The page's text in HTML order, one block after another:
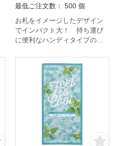
最低ご注文数： 500 個
お札をイメージしたデザイン
でインパクト大！ 持ち運び
に便利なハンディタイプのウ